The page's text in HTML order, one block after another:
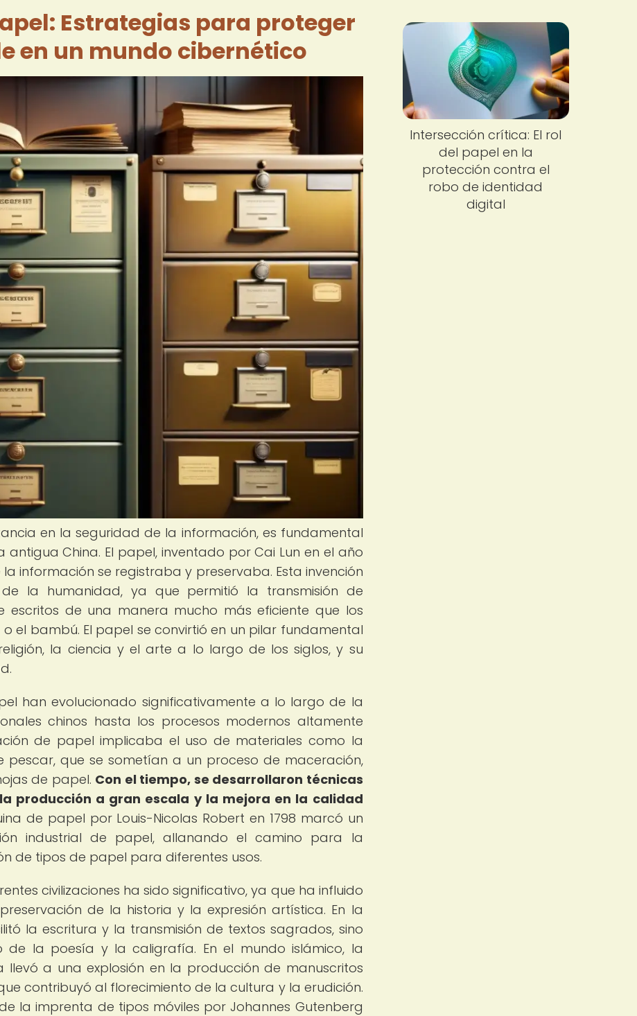
Estrategias para proteger
en un mundo cibernético
en la seguridad de la información, es fundamental
China. El papel, inventado por Cai Lun en el año
la información se registraba y preservaba. Esta invención
la humanidad, ya que permitió la transmisión de
escritos de una manera mucho más eficiente que los
el bambú. El papel se convirtió en un pilar fundamental
la ciencia y el arte a lo largo de los siglos, y su
han evolucionado significativamente a lo largo de la
chinos hasta los procesos modernos altamente
de papel implicaba el uso de materiales como la
que se sometían a un proceso de maceración,
de papel. Con el tiempo, se desarrollaron técnicas
producción a gran escala y la mejora en la calidad
de papel por Louis-Nicolas Robert en 1798 marcó un
industrial de papel, allanando el camino para la
de tipos de papel para diferentes usos.
civilizaciones ha sido significativo, ya que ha influido
de la historia y la expresión artística. En la
la escritura y la transmisión de textos sagrados, sino
de la poesía y la caligrafía. En el mundo islámico, la
a una explosión en la producción de manuscritos
contribuyó al florecimiento de la cultura y la erudición.
la imprenta de tipos móviles por Johannes Gutenberg
Intersección crítica: El rol
del papel en la
protección contra el
robo de identidad
digital